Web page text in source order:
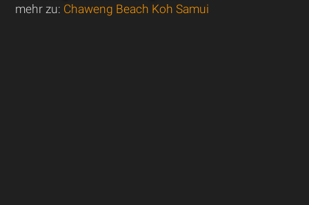
mehr zu: Chaweng Beach Koh Samui